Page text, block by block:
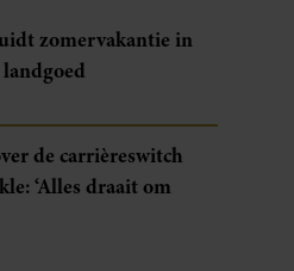
zomervakantie in
de carrièreswitch
‘Alles draait om